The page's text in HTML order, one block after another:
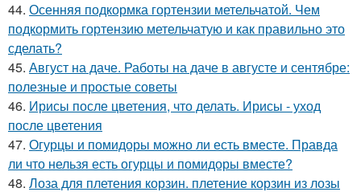
44. Осенняя подкормка гортензии метельчатой. Чем
подкормить гортензию метельчатую и как правильно это
сделать?
45. Август на даче. Работы на даче в августе и сентябре:
полезные и простые советы
46. Ирисы после цветения, что делать. Ирисы - уход
после цветения
47. Огурцы и помидоры можно ли есть вместе. Правда
ли что нельзя есть огурцы и помидоры вместе?
48. Лоза для плетения корзин. плетение корзин из лозы